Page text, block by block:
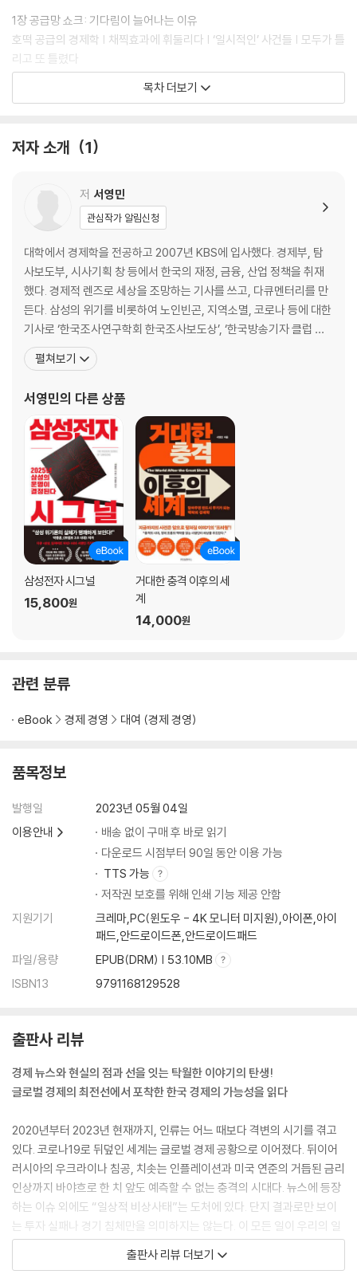
1장 공급망 쇼크: 기다림이 늘어나는 이유
호떡 공급의 경제학 | 채찍효과에 휘둘리다 | ‘일시적인’ 사건들 | 모두가 틀
리고 또 틀렸다
[칼럼] ‘일상적 비상사태’의 시대
오판과 오판 | 그럼에도 메아리치는 보편의 목소리
3장 네 개의 산: 전염병, 반도체, 금리, 인플레이션
전염병과 정부 방역 수준의 ‘디커플링’ | 그러나 진짜 실패한 곳은 따로 있
다 | 틀린 물가 전망, 4개의 산이 되다 | 돌아온 거대 인플레이션의 시대
[칼럼] ‘지나간’ 헬리콥터 머니 시대의 절정
4장 두 갈래의 길: 인플레이션의 세기
인플레이션 비관론 vs 낙관론 | 경제 모순의 상징, 스태그플레이션 | 원인
은 ‘비효율’ | 스태그플레이션은 노동을 밀어냈다 | 다시 스태그플레이션
공포의 시대 | 경기 침체란 무엇인가? | 미국 인플레이션의 역사 | 아무것
도 하지 않으면 지나갈 인플레이션 | 다가올 인플레이션의 ‘제5원소’
5장 패권 경쟁이 자극할 인플레이션의 미래
균열의 징후 | 무너지는 ‘키신저 질서’ | 한국의 부상도 균열의 주요 이유 |
바이든 시대에도 키신저 질서는 무너진다 | 중국, 미국을 닮은 혁신의 땅 |
현대 중국을 탄생시키고, 다시 침몰시키려는 미국의 아이러니 | 패권 경쟁
의 세 폭탄
[칼럼] “우리가 발명한 반도체, 이제 집으로 가져와야죠”
6장 돌아온 권위주의의 시간
빈 살만과 바이든의 악연 | 잔혹하지만 개혁적인 군주, 빈 살만은 굳건하다
| 빌런의 무대가 되어가는 지구촌 | 최대 도전은 중국의 존재 자체 | ‘경제
성장’과 ‘권위주의 강화’의 동행 | 권위주의가 세계 질서를 바꾼다 | 글로벌
질서의
‘상수’가 된 권위주의 | 한국은 이 중력을 거부할 수 없다
독이 든 사과를 베어 물고도 건재한 삼성 | 2022년 GOS 사태 | 고작 발
의 기술적 난관 | GOS 사태의 본질: 삼성의 깊은 위기
[칼럼] 일본 반도체의 전성기는 어떻게 끝장났나
8장 미친 달러의 시대, 그 시작과 끝
1916: ‘거대한 생산력’의 나라로 부상한 미국 | 1931: 팽창, 패권을 향해 가
는 전간기 | 1944: 패권, 브레턴우즈 체제 | 1970년대: 달러의 위기 | 위기
의 극복: 페트로 달러와 플라자합의 | 2022: 여전한 달러 패권, 킹 달러 시
대 | 미국의 통화 패권은 건재하다 | 레이 달리오, 흥한 것은 결국 쇠한다
9장 새로운 불로소득의 시대
는 착각 | 코로나는 게임 체인저일까?
10장 인구의 소멸, 성장의 끝
미·중 경제 역전의 날은 올까? | 인구가 중국의 발목을 잡는다 | 역전 자체
는 왜 발생하는가? | 왜 하필 미국은 마지막까지 웃는가?
[칼럼] 특파원 리포트: 태국의 저출산과 한국의 저출산을 비교해보니
11장 기후 위기, 성장 집착이 부른 파국
지구는 빠르다 | 인간은 연약하다 | 연약한 인간에게 지구는 적당하다 | 인
간은 지구를 파괴해 자멸하고 있다 | 더 잘못한 사람 따지다 멸종한다 | 한
국도 기후 악당국이다 | 10년 후 침몰하는 지구 | 끝을 향한 성장
목차 더보기
저자 소개 1
저 서영민
관심작가 알림신청
대학에서 경제학을 전공하고 2007년 KBS에 입사했다. 경제부, 탐
사보도부, 시사기획 창 등에서 한국의 재정, 금융, 산업 정책을 취재
했다. 경제적 렌즈로 세상을 조망하는 기사를 쓰고, 다큐멘터리를 만
든다. 삼성의 위기를 비롯하여 노인빈곤, 지역소멸, 코로나 등에 대한
기사로 ‘한국조사연구학회 한국조사보도상’, ‘한국방송기자 클럽 올
해의 방송기자상’, ‘한국 데이터저널리즘 어워드 올해의 데이터 기반
탐사보도상’, ‘이달의 기자상’ 등을 수상했다. 2020년부터 삼성을 심
된 다큐멘터리 <삼성, 잃어버린
펼쳐보기
서영민의 다른 상품
삼성전자 시그널
15,800원
거대한 충격 이후의 세
계
14,000원
관련 분류
eBook 경제 경영 대여 (경제 경영)
품목정보
발행일
2023년 05월 04일
이용안내
배송 없이 구매 후 바로 읽기
다운로드 시점부터 90일 동안 이용 가능
TTS 가능
저작권 보호를 위해 인쇄 기능 제공 안함
지원기기
크레마,PC(윈도우 - 4K 모니터 미지원),아이폰,아이
패드,안드로이드폰,안드로이드패드
파일/용량
EPUB(DRM) | 53.10MB
ISBN13
9791168129528
출판사 리뷰
경제 뉴스와 현실의 점과 선을 잇는 탁월한 이야기의 탄생!
글로벌 경제의 최전선에서 포착한 한국 경제의 가능성을 읽다
2020년부터 2023년 현재까지, 인류는 어느 때보다 격변의 시기를 겪고
있다. 코로나19로 뒤덮인 세계는 글로벌 경제 공황으로 이어졌다. 뒤이어
러시아의 우크라이나 침공, 치솟는 인플레이션과 미국 연준의 거듭된 금리
인상까지 바야흐로 한 치 앞도 예측할 수 없는 충격의 시대다. 뉴스에 등장
하는 이슈 외에도 “일상적 비상사태”는 도처에 있다. 단지 결과로만 보이
는 투자 실패나 경기 침체만을 의미하지는 않는다. 이 모든 일이 우리의 일
상과 직접적으로 어떤 관계가 있을까?
출판사 리뷰 더보기